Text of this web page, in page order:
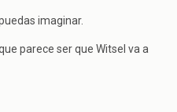
imaginar.
parece ser que Witsel va a